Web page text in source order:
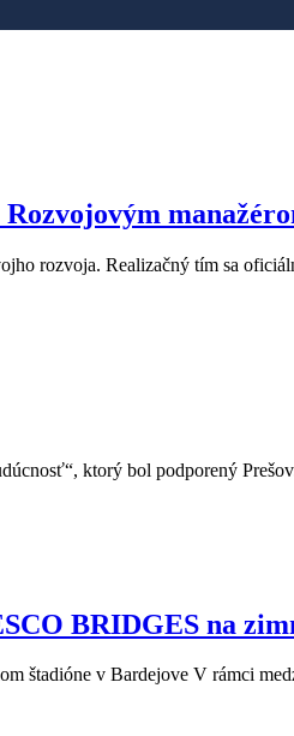
rozvoja. Realizačný tím sa
ktorý bol podporený
BRIDGES na
štadióne v Bardejove V rámci